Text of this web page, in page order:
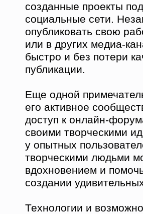
созданные проекты
социальные сети.
опубликовать свою
или в других медиа-
быстро и без потери
публикации.
Еще одной
его активное
доступ к онлайн-
своими творческими
у опытных
творческими людьми
вдохновением и
создании
Технологии и